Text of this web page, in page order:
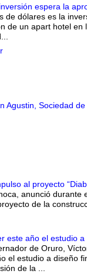
espera la
de dólares es la
de un apart hotel en
Agustin, Sociedad de
al proyecto
anunció durante
de la
este año el estudio
de Oruro,
el estudio a diseño
de la ...